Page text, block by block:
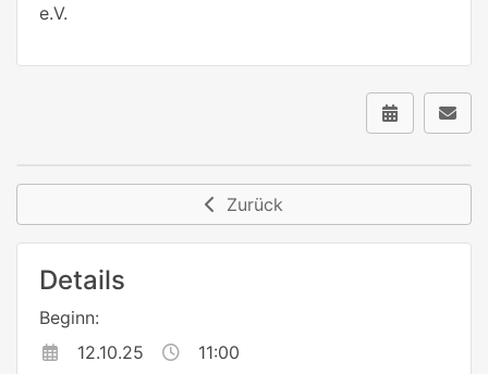
e.V.
Zurück
Details
Beginn:
12.10.25
11:00